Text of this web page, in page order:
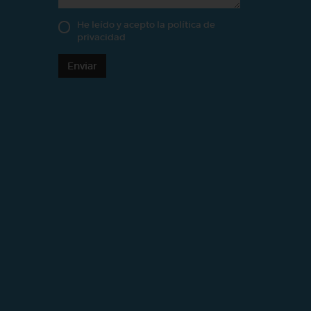
He leído y acepto la política de
privacidad
Enviar